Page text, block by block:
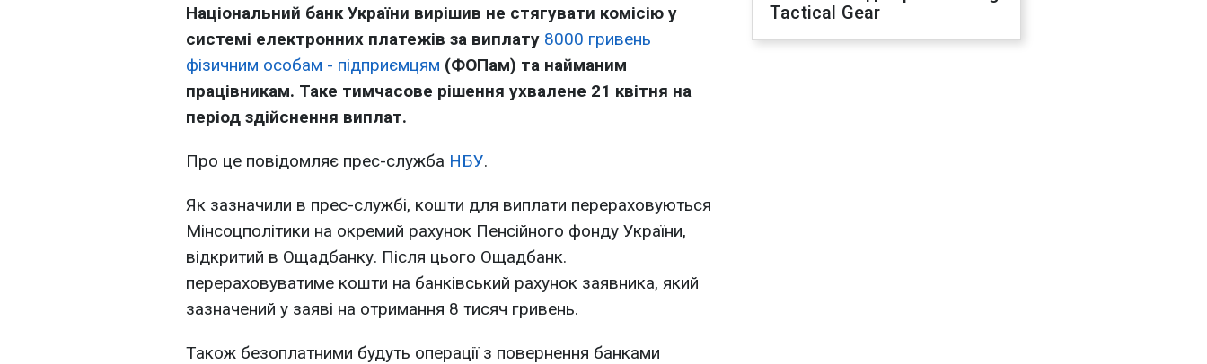
Національний банк України вирішив не стягувати комісію у
системі електронних платежів за виплату 8000 гривень
фізичним особам - підприємцям (ФОПам) та найманим
працівникам. Таке тимчасове рішення ухвалене 21 квітня на
період здійснення виплат.
Про це повідомляє прес-служба НБУ.
Як зазначили в прес-службі, кошти для виплати перераховуються
Мінсоцполітики на окремий рахунок Пенсійного фонду України,
відкритий в Ощадбанку. Після цього Ощадбанк.
перераховуватиме кошти на банківський рахунок заявника, який
зазначений у заяві на отримання 8 тисяч гривень.
Також безоплатними будуть операції з повернення банками
Tactical Gear